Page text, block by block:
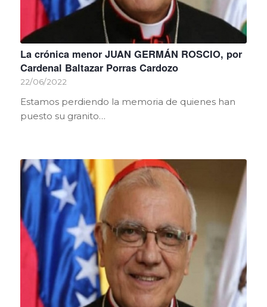
La crónica menor JUAN GERMÁN ROSCIO, por
Cardenal Baltazar Porras Cardozo
22/06/2022
Estamos perdiendo la memoria de quienes han
puesto su granito…